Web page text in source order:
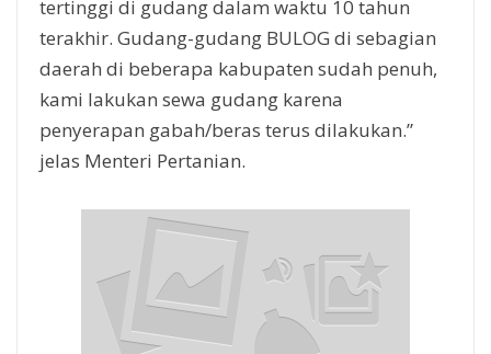
tertinggi di gudang dalam waktu 10 tahun
terakhir. Gudang-gudang BULOG di sebagian
daerah di beberapa kabupaten sudah penuh,
kami lakukan sewa gudang karena
penyerapan gabah/beras terus dilakukan.”
jelas Menteri Pertanian.